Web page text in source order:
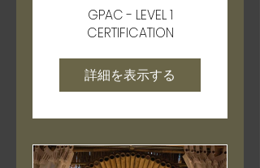
GPAC - LEVEL 1
CERTIFICATION
詳細を表示する